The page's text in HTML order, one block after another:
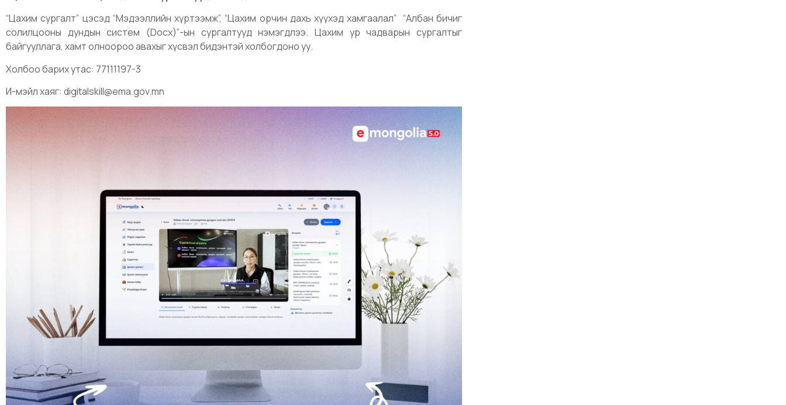
“Цахим сургалт” цэсэд “Мэдээллийн хүртээмж”, “Цахим орчин дахь хүүхэд хамгаалал” “Албан бичиг
солилцооны дундын систем (Docx)”-ын сургалтууд нэмэгдлээ. Цахим ур чадварын сургалтыг
байгууллага, хамт олноороо авахыг хүсвэл бидэнтэй холбогдоно уу.
Холбоо барих утас: 77111197-3
И-мэйл хаяг: digitalskill@ema.gov.mn